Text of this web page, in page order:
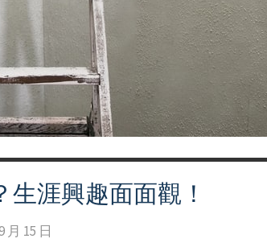
涯興趣面面觀！
月 15 日